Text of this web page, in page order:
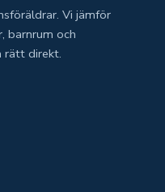
Vi jämför
barnrum och
rätt direkt.